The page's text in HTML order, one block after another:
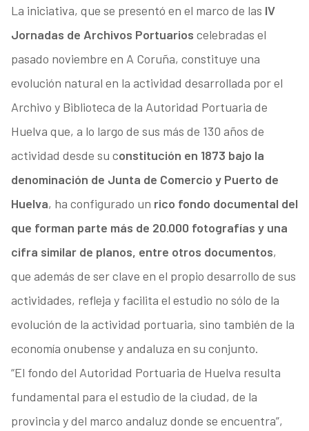
La iniciativa, que se presentó en el marco de las IV
Jornadas de Archivos Portuarios celebradas el
pasado noviembre en A Coruña, constituye una
evolución natural en la actividad desarrollada por el
Archivo y Biblioteca de la Autoridad Portuaria de
Huelva que, a lo largo de sus más de 130 años de
actividad desde su constitución en 1873 bajo la
denominación de Junta de Comercio y Puerto de
Huelva, ha configurado un rico fondo documental del
que forman parte más de 20.000 fotografías y una
cifra similar de planos, entre otros documentos,
que además de ser clave en el propio desarrollo de sus
actividades, refleja y facilita el estudio no sólo de la
evolución de la actividad portuaria, sino también de la
economía onubense y andaluza en su conjunto.
“El fondo del Autoridad Portuaria de Huelva resulta
fundamental para el estudio de la ciudad, de la
provincia y del marco andaluz donde se encuentra”,